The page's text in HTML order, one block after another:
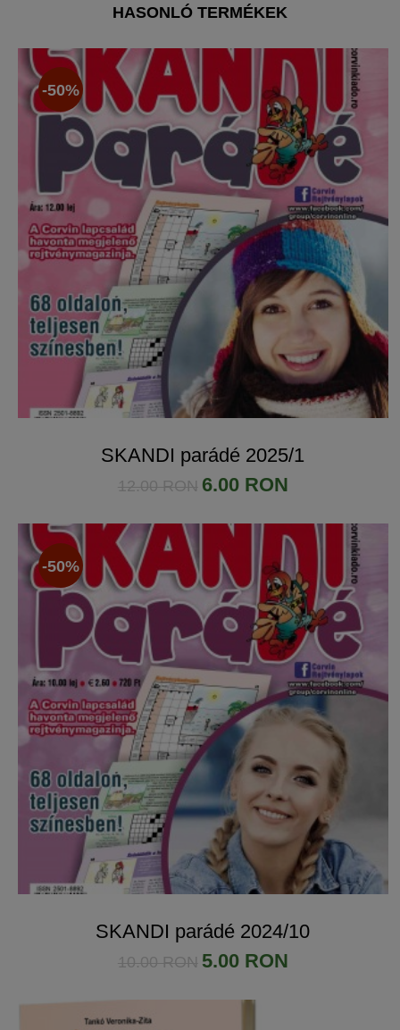
HASONLÓ TERMÉKEK
SKANDI parádé 2025/1
-50%
12.00 RON 6.00 RON
SKANDI parádé 2024/10
-50%
10.00 RON 5.00 RON